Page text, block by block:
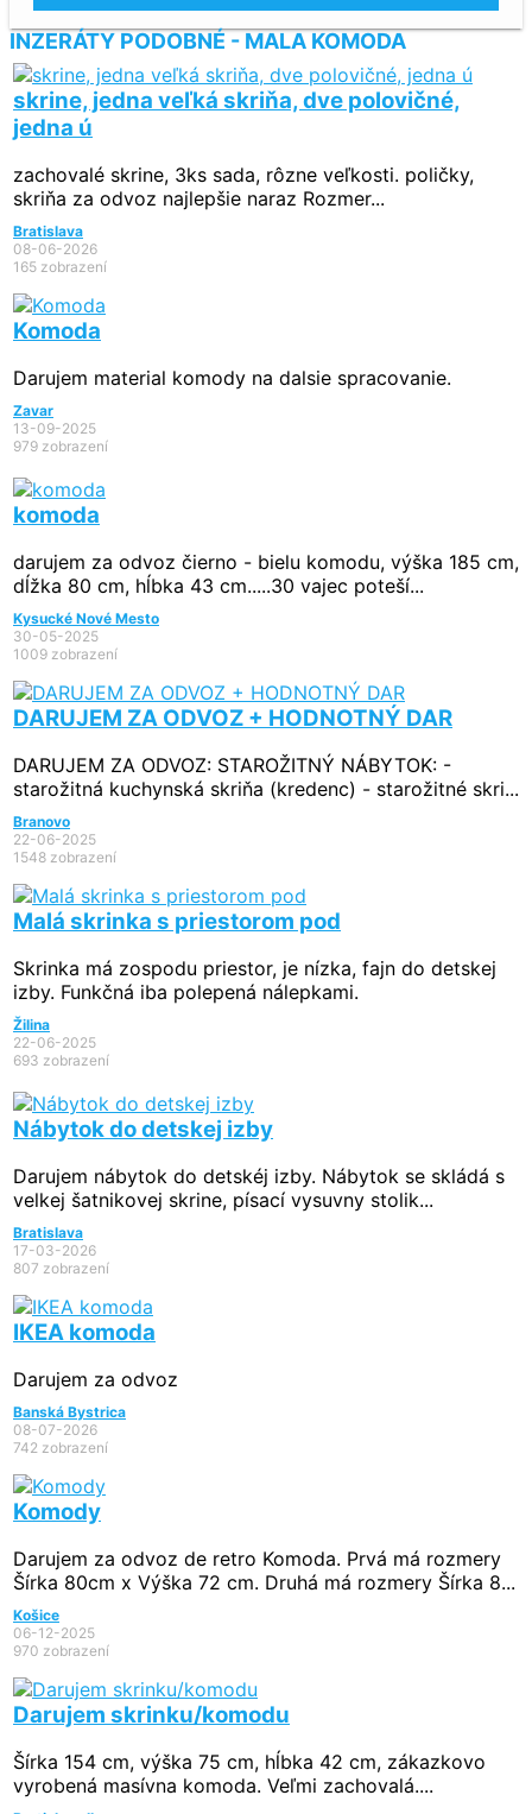
INZERÁTY PODOBNÉ - MALA KOMODA
skrine, jedna veľká skriňa, dve polovičné,
jedna ú
zachovalé skrine, 3ks sada, rôzne veľkosti. poličky,
skriňa za odvoz najlepšie naraz Rozmer...
Bratislava
08-06-2026
165 zobrazení
Komoda
Darujem material komody na dalsie spracovanie.
Zavar
13-09-2025
979 zobrazení
komoda
darujem za odvoz čierno - bielu komodu, výška 185 cm,
dĺžka 80 cm, hĺbka 43 cm.....30 vajec poteší...
Kysucké Nové Mesto
30-05-2025
1009 zobrazení
DARUJEM ZA ODVOZ + HODNOTNÝ DAR
DARUJEM ZA ODVOZ: STAROŽITNÝ NÁBYTOK: -
starožitná kuchynská skriňa (kredenc) - starožitné skri...
Branovo
22-06-2025
1548 zobrazení
Malá skrinka s priestorom pod
Skrinka má zospodu priestor, je nízka, fajn do detskej
izby. Funkčná iba polepená nálepkami.
Žilina
22-06-2025
693 zobrazení
Nábytok do detskej izby
Darujem nábytok do detskéj izby. Nábytok se skládá s
velkej šatnikovej skrine, písací vysuvny stolik...
Bratislava
17-03-2026
807 zobrazení
IKEA komoda
Darujem za odvoz
Banská Bystrica
08-07-2026
742 zobrazení
Komody
Darujem za odvoz de retro Komoda. Prvá má rozmery
Šírka 80cm x Výška 72 cm. Druhá má rozmery Šírka 8...
Košice
06-12-2025
970 zobrazení
Darujem skrinku/komodu
Šírka 154 cm, výška 75 cm, hĺbka 42 cm, zákazkovo
vyrobená masívna komoda. Veľmi zachovalá....